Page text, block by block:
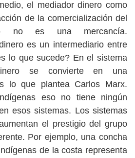
el mediador dinero como
de la comercialización del
no es una mercancía.
es un intermediario entre
lo que sucede? En el sistema
se convierte en una
lo que plantea Carlos Marx.
eso no tiene ningún
esos sistemas. Los sistemas
el prestigio del grupo
Por ejemplo, una concha
de la costa representa